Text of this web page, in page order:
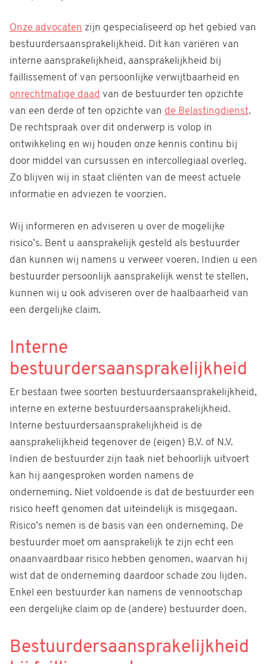
Onze advocaten zijn gespecialiseerd op het gebied van
bestuurdersaansprakelijkheid. Dit kan variëren van
interne aansprakelijkheid, aansprakelijkheid bij
faillissement of van persoonlijke verwijtbaarheid en
onrechtmatige daad van de bestuurder ten opzichte
van een derde of ten opzichte van de Belastingdienst.
De rechtspraak over dit onderwerp is volop in
ontwikkeling en wij houden onze kennis continu bij
door middel van cursussen en intercollegiaal overleg.
Zo blijven wij in staat cliënten van de meest actuele
informatie en adviezen te voorzien.
Wij informeren en adviseren u over de mogelijke
risico’s. Bent u aansprakelijk gesteld als bestuurder
dan kunnen wij namens u verweer voeren. Indien u een
bestuurder persoonlijk aansprakelijk wenst te stellen,
kunnen wij u ook adviseren over de haalbaarheid van
een dergelijke claim.
Interne
bestuurdersaansprakelijkheid
Er bestaan twee soorten bestuurdersaansprakelijkheid,
interne en externe bestuurdersaansprakelijkheid.
Interne bestuurdersaansprakelijkheid is de
aansprakelijkheid tegenover de (eigen) B.V. of N.V.
Indien de bestuurder zijn taak niet behoorlijk uitvoert
kan hij aangesproken worden namens de
onderneming. Niet voldoende is dat de bestuurder een
risico heeft genomen dat uiteindelijk is misgegaan.
Risico’s nemen is de basis van een onderneming. De
bestuurder moet om aansprakelijk te zijn echt een
onaanvaardbaar risico hebben genomen, waarvan hij
wist dat de onderneming daardoor schade zou lijden.
Enkel een bestuurder kan namens de vennootschap
een dergelijke claim op de (andere) bestuurder doen.
Bestuurdersaansprakelijkheid